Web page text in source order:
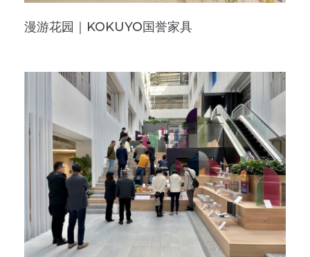
漫游花园｜KOKUYO国誉家具